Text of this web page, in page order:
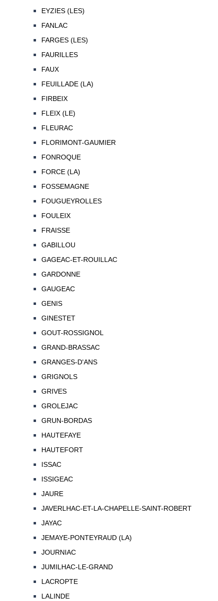
EYZIES (LES)
FANLAC
FARGES (LES)
FAURILLES
FAUX
FEUILLADE (LA)
FIRBEIX
FLEIX (LE)
FLEURAC
FLORIMONT-GAUMIER
FONROQUE
FORCE (LA)
FOSSEMAGNE
FOUGUEYROLLES
FOULEIX
FRAISSE
GABILLOU
GAGEAC-ET-ROUILLAC
GARDONNE
GAUGEAC
GENIS
GINESTET
GOUT-ROSSIGNOL
GRAND-BRASSAC
GRANGES-D'ANS
GRIGNOLS
GRIVES
GROLEJAC
GRUN-BORDAS
HAUTEFAYE
HAUTEFORT
ISSAC
ISSIGEAC
JAURE
JAVERLHAC-ET-LA-CHAPELLE-SAINT-ROBERT
JAYAC
JEMAYE-PONTEYRAUD (LA)
JOURNIAC
JUMILHAC-LE-GRAND
LACROPTE
LALINDE